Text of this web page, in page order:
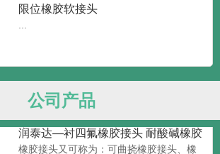
限位橡胶软接头
...
公司产品
边橡胶接头和限位橡胶接头...
润泰达—衬四氟橡胶接头 耐酸碱橡胶
软接头
橡胶接头又可称为：可曲挠橡胶接头、橡